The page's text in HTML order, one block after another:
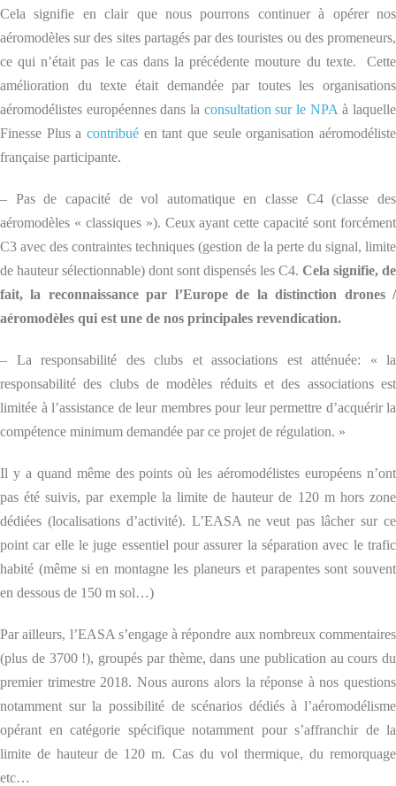
Cela signifie en clair que nous pourrons continuer à opérer nos
aéromodèles sur des sites partagés par des touristes ou des promeneurs,
ce qui n’était pas le cas dans la précédente mouture du texte. Cette
amélioration du texte était demandée par toutes les organisations
aéromodélistes européennes dans la consultation sur le NPA à laquelle
Finesse Plus a contribué en tant que seule organisation aéromodéliste
française participante.
– Pas de capacité de vol automatique en classe C4 (classe des
aéromodèles « classiques »). Ceux ayant cette capacité sont forcément
C3 avec des contraintes techniques (gestion de la perte du signal, limite
de hauteur sélectionnable) dont sont dispensés les C4. Cela signifie, de
fait, la reconnaissance par l’Europe de la distinction drones /
aéromodèles qui est une de nos principales revendication.
– La responsabilité des clubs et associations est atténuée: « la
responsabilité des clubs de modèles réduits et des associations est
limitée à l’assistance de leur membres pour leur permettre d’acquérir la
compétence minimum demandée par ce projet de régulation. »
Il y a quand même des points où les aéromodélistes européens n’ont
pas été suivis, par exemple la limite de hauteur de 120 m hors zone
dédiées (localisations d’activité). L’EASA ne veut pas lâcher sur ce
point car elle le juge essentiel pour assurer la séparation avec le trafic
habité (même si en montagne les planeurs et parapentes sont souvent
en dessous de 150 m sol…)
Par ailleurs, l’EASA s’engage à répondre aux nombreux commentaires
(plus de 3700 !), groupés par thème, dans une publication au cours du
premier trimestre 2018. Nous aurons alors la réponse à nos questions
notamment sur la possibilité de scénarios dédiés à l’aéromodélisme
opérant en catégorie spécifique notamment pour s’affranchir de la
limite de hauteur de 120 m. Cas du vol thermique, du remorquage
etc…